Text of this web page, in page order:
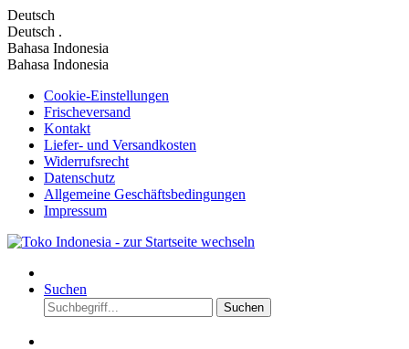
Deutsch
Deutsch .
Bahasa Indonesia
Bahasa Indonesia
Cookie-Einstellungen
Frischeversand
Kontakt
Liefer- und Versandkosten
Widerrufsrecht
Datenschutz
Allgemeine Geschäftsbedingungen
Impressum
Suchen
Suchen